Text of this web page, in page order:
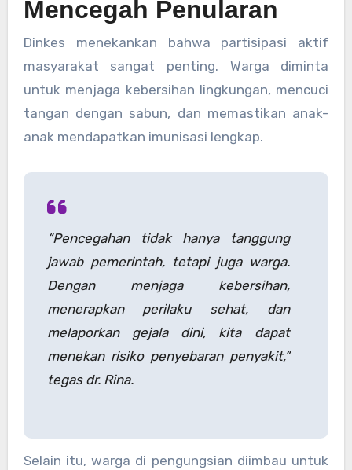
Mencegah Penularan
Dinkes menekankan bahwa partisipasi aktif
masyarakat sangat penting. Warga diminta
untuk menjaga kebersihan lingkungan, mencuci
tangan dengan sabun, dan memastikan anak-
anak mendapatkan imunisasi lengkap.
“Pencegahan tidak hanya tanggung
jawab pemerintah, tetapi juga warga.
Dengan menjaga kebersihan,
menerapkan perilaku sehat, dan
melaporkan gejala dini, kita dapat
menekan risiko penyebaran penyakit,”
tegas dr. Rina.
Selain itu, warga di pengungsian diimbau untuk